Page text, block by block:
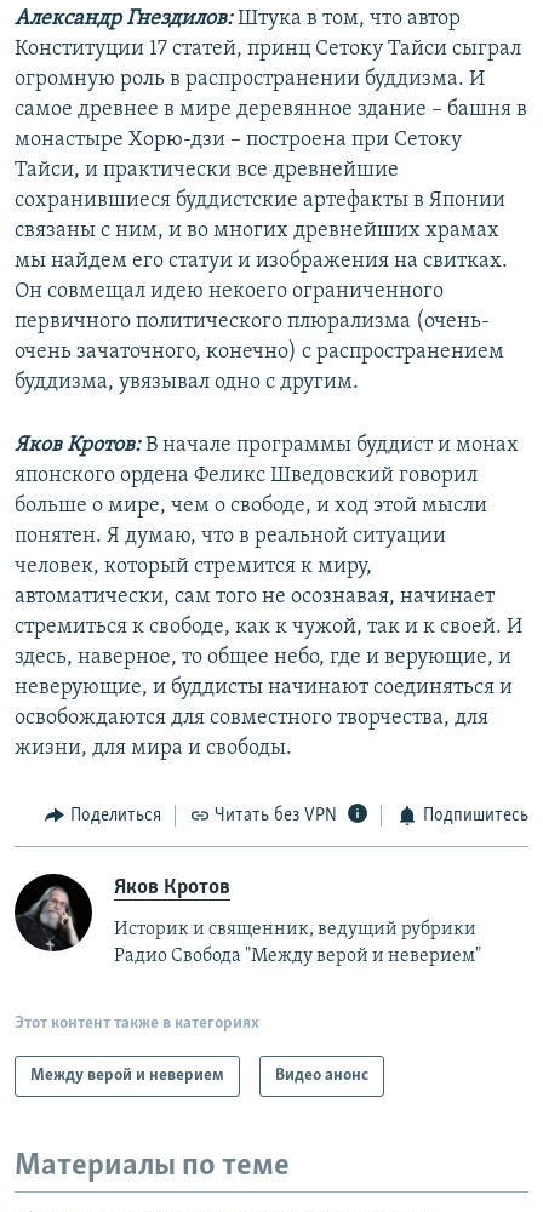
Александр Гнездилов:Штука в том, что автор
Конституции 17 статей, принц Сетоку Тайси сыграл
огромную роль в распространении буддизма. И
самое древнее в мире деревянное здание – башня в
монастыре Хорю-дзи – построена при Сетоку
Тайси, и практически все древнейшие
сохранившиеся буддистские артефакты в Японии
связаны с ним, и во многих древнейших храмах
мы найдем его статуи и изображения на свитках.
Он совмещал идею некоего ограниченного
первичного политического плюрализма (очень-
очень зачаточного, конечно) с распространением
буддизма, увязывал одно с другим.
Яков Кротов:В начале программы буддист и монах
японского ордена Феликс Шведовский говорил
больше о мире, чем о свободе, и ход этой мысли
понятен. Я думаю, что в реальной ситуации
человек, который стремится к миру,
автоматически, сам того не осознавая, начинает
стремиться к свободе, как к чужой, так и к своей. И
здесь, наверное, то общее небо, где и верующие, и
неверующие, и буддисты начинают соединяться и
освобождаются для совместного творчества, для
жизни, для мира и свободы.
Поделиться Читать без VPN Подпишитесь
Яков Кротов
Историк и священник, ведущий рубрики
Радио Свобода "Между верой и неверием"
Этот контент также в категориях
Между верой и неверием Видео анонс
Материалы по теме